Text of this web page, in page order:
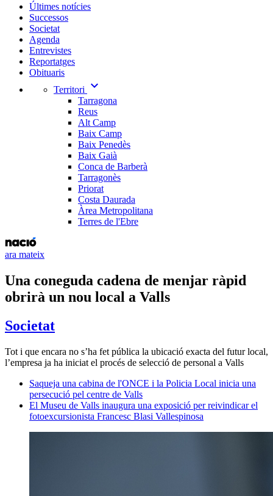
Últimes notícies
Successos
Societat
Agenda
Entrevistes
Reportatges
Obituaris
Territori
expand_more
Tarragona
Reus
Alt Camp
Baix Camp
Baix Penedès
Baix Gaià
Conca de Barberà
Tarragonès
Priorat
Costa Daurada
Àrea Metropolitana
Terres de l'Ebre
ara mateix
Una coneguda cadena de menjar ràpid
obrirà un nou local a Valls
Societat
Tot i que encara no s’ha fet pública la ubicació exacta del futur local,
l’empresa ja ha iniciat el procés de selecció de personal a Valls
Saqueja una cabina de l'ONCE i la Policia Local inicia una
persecució pel centre de Valls
El Museu de Valls inaugura una exposició per reivindicar el
fotoexcursionista Francesc Blasi Vallespinosa